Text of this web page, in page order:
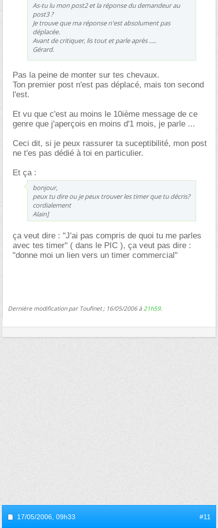
As-tu lu mon post2 et la réponse du demandeur au
post3 ?
Je trouve que ma réponse n'est absolument pas
déplacée.
Avant de critiquer, lis tout et parle après .....
Gérard.
Pas la peine de monter sur tes chevaux.
Ton premier post n'est pas déplacé, mais ton second
l'est.
Et vu que c'est au moins le 10ième message de ce
genre que j'aperçois en moins d'1 mois, je parle ...
Ceci dit, si je peux rassurer ta suceptibilité, mon post
ne t'es pas dédié à toi en particulier.
Et ça :
bonjour,
peux tu dire ou je peux trouver les timer que tu décris?
cordialement
Alain]
ça veut dire : "J'ai pas compris de quoi tu me parles
avec tes timer" ( dans le PIC ), ça veut pas dire :
"donne moi un lien vers un timer commercial"
Dernière modification par Toufinet ; 16/05/2006 à21h59.
17/05/2006, 09h33 #11